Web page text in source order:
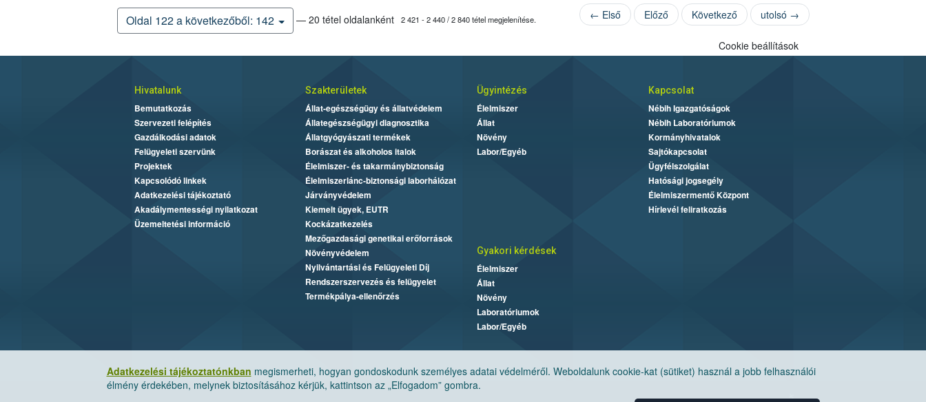
Oldal 122 a következőből: 142 — 20 tétel oldalanként 2 421 - 2 440 / 2 840 tétel megjelenítése. ← Első Előző Következő utolsó →
Adatkezelési tájékoztatónkban megismerheti, hogyan gondoskodunk személyes adatai védelméről. Weboldalunk cookie-kat (sütiket) használ a jobb felhasználói
élmény érdekében, melynek biztosításához kérjük, kattintson az „Elfogadom” gombra.
Cookie beállítások
Hivatalunk
Bemutatkozás
Szervezeti felépítés
Gazdálkodási adatok
Felügyeleti szervünk
Projektek
Kapcsolódó linkek
Adatkezelési tájékoztató
Akadálymentességi nyilatkozat
Üzemeltetési információ
Szakterületek
Állat-egészségügy és állatvédelem
Állategészségügyi diagnosztika
Állatgyógyászati termékek
Borászat és alkoholos italok
Élelmiszer- és takarmánybiztonság
Élelmiszerlánc-biztonsági laborhálózat
Járványvédelem
Kiemelt ügyek, EUTR
Kockázatkezelés
Mezőgazdasági genetikai erőforrások
Növényvédelem
Nyilvántartási és Felügyeleti Díj
Rendszerszervezés és felügyelet
Termékpálya-ellenőrzés
Ügyintézés
Élelmiszer
Állat
Növény
Labor/Egyéb
Kapcsolat
Nébih Igazgatóságok
Nébih Laboratóriumok
Kormányhivatalok
Sajtókapcsolat
Ügyfélszolgálat
Hatósági jogsegély
Élelmiszermentő Központ
Hírlevél feliratkozás
Gyakori kérdések
Élelmiszer
Állat
Növény
Laboratóriumok
Labor/Egyéb